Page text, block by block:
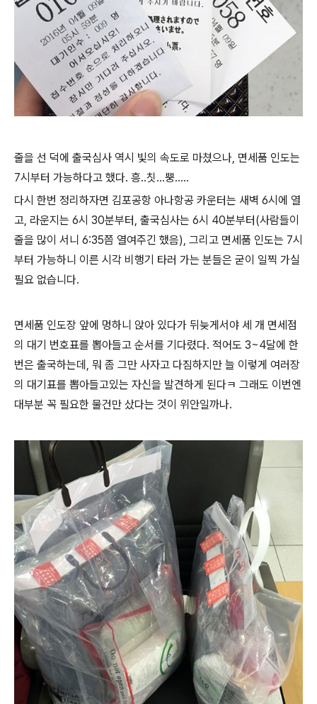
줄을 선 덕에 출국심사 역시 빛의 속도로 마쳤으나, 면세품 인도는
7시부터 가능하다고 했다. 흥..칫...뿡.....
다시 한번 정리하자면 김포공항 아나항공 카운터는 새벽 6시에 열
고, 라운지는 6시 30분부터, 출국심사는 6시 40분부터(사람들이
줄을 많이 서니 6:35쯤 열여주긴 했음), 그리고 면세품 인도는 7시
부터 가능하니 이른 시각 비행기 타러 가는 분들은 굳이 일찍 가실
필요 없습니다.
면세품 인도장 앞에 멍하니 앉아 있다가 뒤늦게서야 세 개 면세점
의 대기 번호표를 뽑아들고 순서를 기다렸다. 적어도 3~4달에 한
번은 출국하는데, 뭐 좀 그만 사자고 다짐하지만 늘 이렇게 여러장
의 대기표를 뽑아들고있는 자신을 발견하게 된다ㅋ 그래도 이번엔
대부분 꼭 필요한 물건만 샀다는 것이 위안일까나.